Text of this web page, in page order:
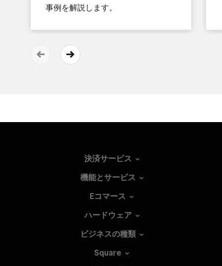
事例を​解説します。
決済サービス
機能とサービス
Eコマース
ハードウェア
ビジネスの種類
Square